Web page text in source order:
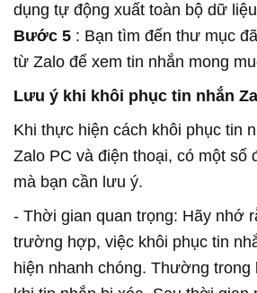
dụng tự động xuất toàn bộ dữ
Bước 5 : Bạn tìm đến thư mục
từ Zalo để xem tin nhắn mong
Lưu ý khi khôi phục tin nhắn
Khi thực hiện cách khôi phục tin
Zalo PC và điện thoại, có một số
mà bạn cần lưu ý.
- Thời gian quan trọng: Hãy nhớ
trường hợp, việc khôi phục tin
hiện nhanh chóng. Thường trong